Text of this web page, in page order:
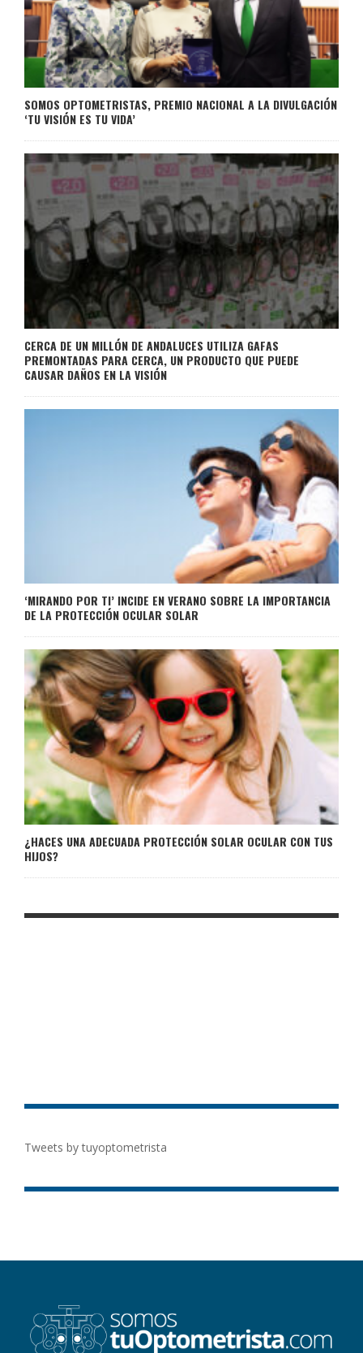
SOMOS OPTOMETRISTAS, PREMIO NACIONAL A LA DIVULGACIÓN
‘TU VISIÓN ES TU VIDA’
CERCA DE UN MILLÓN DE ANDALUCES UTILIZA GAFAS
PREMONTADAS PARA CERCA, UN PRODUCTO QUE PUEDE
CAUSAR DAÑOS EN LA VISIÓN
‘MIRANDO POR TI’ INCIDE EN VERANO SOBRE LA IMPORTANCIA
DE LA PROTECCIÓN OCULAR SOLAR
¿HACES UNA ADECUADA PROTECCIÓN SOLAR OCULAR CON TUS
HIJOS?
Tweets by tuyoptometrista